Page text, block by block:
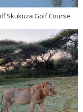
Skukuza Golf Course